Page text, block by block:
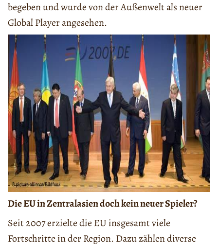
begeben und wurde von der Außenwelt als neuer
Global Player angesehen.
Die EU in Zentralasien doch kein neuer Spieler?
Seit 2007 erzielte die EU insgesamt viele
Fortschritte in der Region. Dazu zählen diverse